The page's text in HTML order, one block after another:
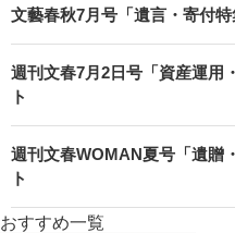
文藝春秋7月号「遺言・寄付
週刊文春7月2日号「資産運用
ト
週刊文春WOMAN夏号「遺贈
ト
おすすめ一覧